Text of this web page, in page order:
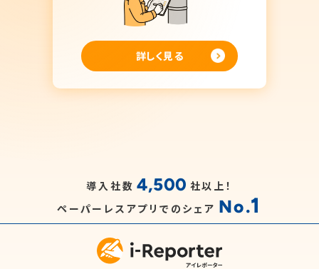
詳しく見る
導入社数 4,500 社以上！
ペーパーレスアプリでのシェア No.1